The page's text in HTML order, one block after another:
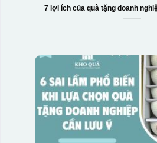
7 lợi ích của quà tặng doanh